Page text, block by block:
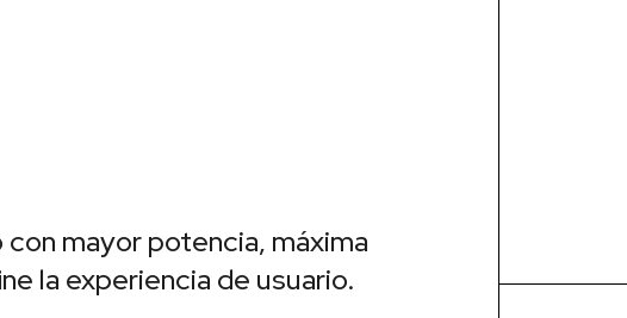
mayor potencia, máxima
la experiencia de usuario.